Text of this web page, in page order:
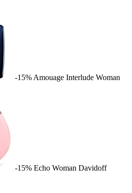
-15% Amouage Interlude Woman
-15% Echo Woman Davidoff